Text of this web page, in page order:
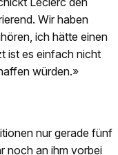
Wir haben
ich hätte einen
ist es einfach nicht
würden.»
nur gerade fünf
noch an ihm vorbei